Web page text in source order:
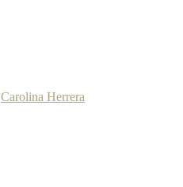
Carolina Herrera